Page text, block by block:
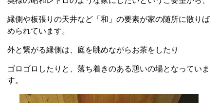
縁側や板張りの天井など「和」の要素が家の随所に散りば
められています。
外と繋がる縁側は、庭を眺めながらお茶をしたり
ゴロゴロしたりと、落ち着きのある憩いの場となっていま
す。